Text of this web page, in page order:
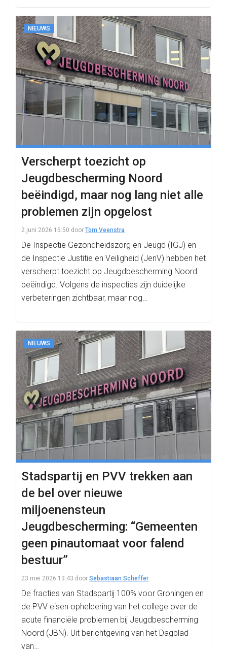
NIEUWS
Verscherpt toezicht op
Jeugdbescherming Noord
beëindigd, maar nog lang niet alle
problemen zijn opgelost
2 juni 2026 15:50 door Tom Veenstra
De Inspectie Gezondheidszorg en Jeugd (IGJ) en
de Inspectie Justitie en Veiligheid (JenV) hebben het
verscherpt toezicht op Jeugdbescherming Noord
beëindigd. Volgens de inspecties zijn duidelijke
verbeteringen zichtbaar, maar nog…
NIEUWS
Stadspartij en PVV trekken aan
de bel over nieuwe
miljoenensteun
Jeugdbescherming: “Gemeenten
geen pinautomaat voor falend
bestuur”
23 mei 2026 13:43 door Sebastiaan Scheffer
De fracties van Stadspartij 100% voor Groningen en
de PVV eisen opheldering van het college over de
acute financiële problemen bij Jeugdbescherming
Noord (JBN). Uit berichtgeving van het Dagblad
van…